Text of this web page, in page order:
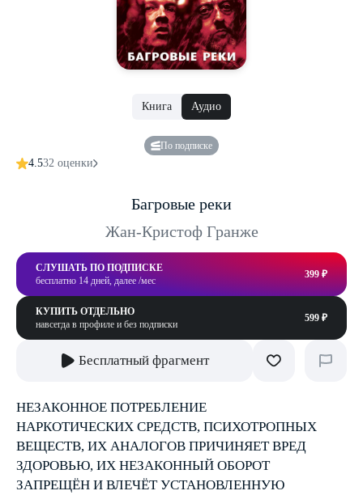
Книга Аудио
По подписке
4.532 оценки
Багровые реки
Жан-Кристоф Гранже
СЛУШАТЬ ПО ПОДПИСКЕ
бесплатно 14 дней, далее /мес
399 ₽
КУПИТЬ ОТДЕЛЬНО
навсегда в профиле и без подписки
599 ₽
Бесплатный фрагмент
НЕЗАКОННОЕ ПОТРЕБЛЕНИЕ
НАРКОТИЧЕСКИХ СРЕДСТВ, ПСИХОТРОПНЫХ
ВЕЩЕСТВ, ИХ АНАЛОГОВ ПРИЧИНЯЕТ ВРЕД
ЗДОРОВЬЮ, ИХ НЕЗАКОННЫЙ ОБОРОТ
ЗАПРЕЩЁН И ВЛЕЧЁТ УСТАНОВЛЕННУЮ